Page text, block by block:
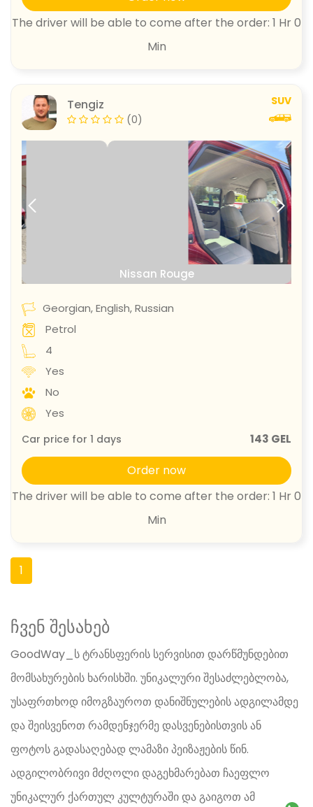
The driver will be able to come after the order: 1 Hr 0
Min
Tengiz
(0)
SUV
prev next
Nissan Rouge
Georgian, English, Russian
Petrol
4
Yes
No
Yes
Car price for 1 days 143 GEL
Order now
The driver will be able to come after the order: 1 Hr 0
Min
1
ჩვენ შესახებ
GoodWay_ს ტრანსფერის სერვისით დარწმუნდებით
მომსახურების ხარისხში. უნიკალური შესაძლებლობა,
უსაფრთხოდ იმოგზაუროთ დანიშნულების ადგილამდე
და შეისვენოთ რამდენჯერმე დასვენებისთვის ან
ფოტოს გადასაღებად ლამაზი პეიზაჟების წინ.
ადგილობრივი მძღოლი დაგეხმარებათ ჩაეფლო
უნიკალურ ქართულ კულტურაში და გაიგოთ ამ